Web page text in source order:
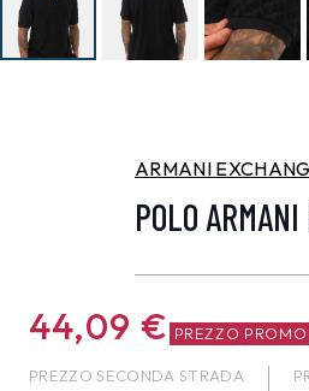
ARMANI
POLO
44,09 € PREZZO PROMO
PREZZO SECONDA STRADA